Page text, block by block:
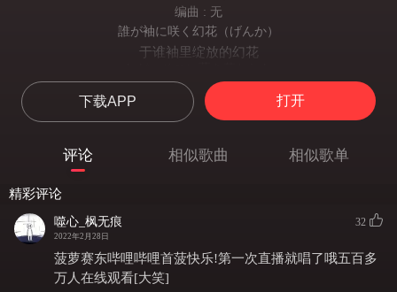
编曲 : 无
誰が袖に咲く幻花（げんか）
于谁袖里绽放的幻花
于那里落下了一抹微蓝
派手に色を溶かす夜に 銀朱の月を添えて
为华丽将色彩溶解的夜晚里 附上一轮银朱之月
跌跌撞撞的勇往直前
光も痛みも怒りも全部 抱きしめて
選ばれなければ 選べばいい
如若不被选择 那便做出自己的选择
下载APP 打开
评论 相似歌曲 相似歌单
精彩评论
噬心_枫无痕
2022年2月28日
32
菠萝赛东哔哩哔哩首菠快乐!第一次直播就唱了哦五百多
万人在线观看[大笑]